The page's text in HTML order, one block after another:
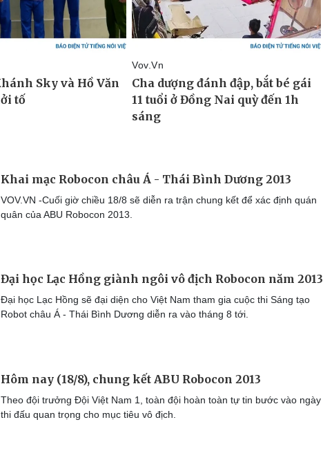
Khai mạc Robocon châu Á - Thái Bình Dương 2013
VOV.VN -Cuối giờ chiều 18/8 sẽ diễn ra trận chung kết để xác định quán
quân của ABU Robocon 2013.
Đại học Lạc Hồng giành ngôi vô địch Robocon năm 2013
Đại học Lạc Hồng sẽ đại diện cho Việt Nam tham gia cuộc thi Sáng tạo
Robot châu Á - Thái Bình Dương diễn ra vào tháng 8 tới.
Hôm nay (18/8), chung kết ABU Robocon 2013
Theo đội trưởng Đội Việt Nam 1, toàn đội hoàn toàn tự tin bước vào ngày
thi đấu quan trọng cho mục tiêu vô địch.